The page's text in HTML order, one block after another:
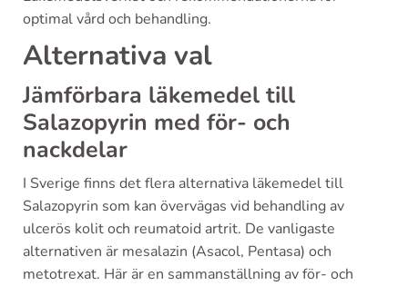
optimal vård och behandling.
Alternativa val
Jämförbara läkemedel till
Salazopyrin med för- och
nackdelar
I Sverige finns det flera alternativa läkemedel till
Salazopyrin som kan övervägas vid behandling av
ulcerös kolit och reumatoid artrit. De vanligaste
alternativen är mesalazin (Asacol, Pentasa) och
metotrexat. Här är en sammanställning av för- och